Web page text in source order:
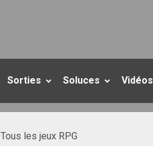
Sorties Soluces Vidéos
Tous les jeux RPG